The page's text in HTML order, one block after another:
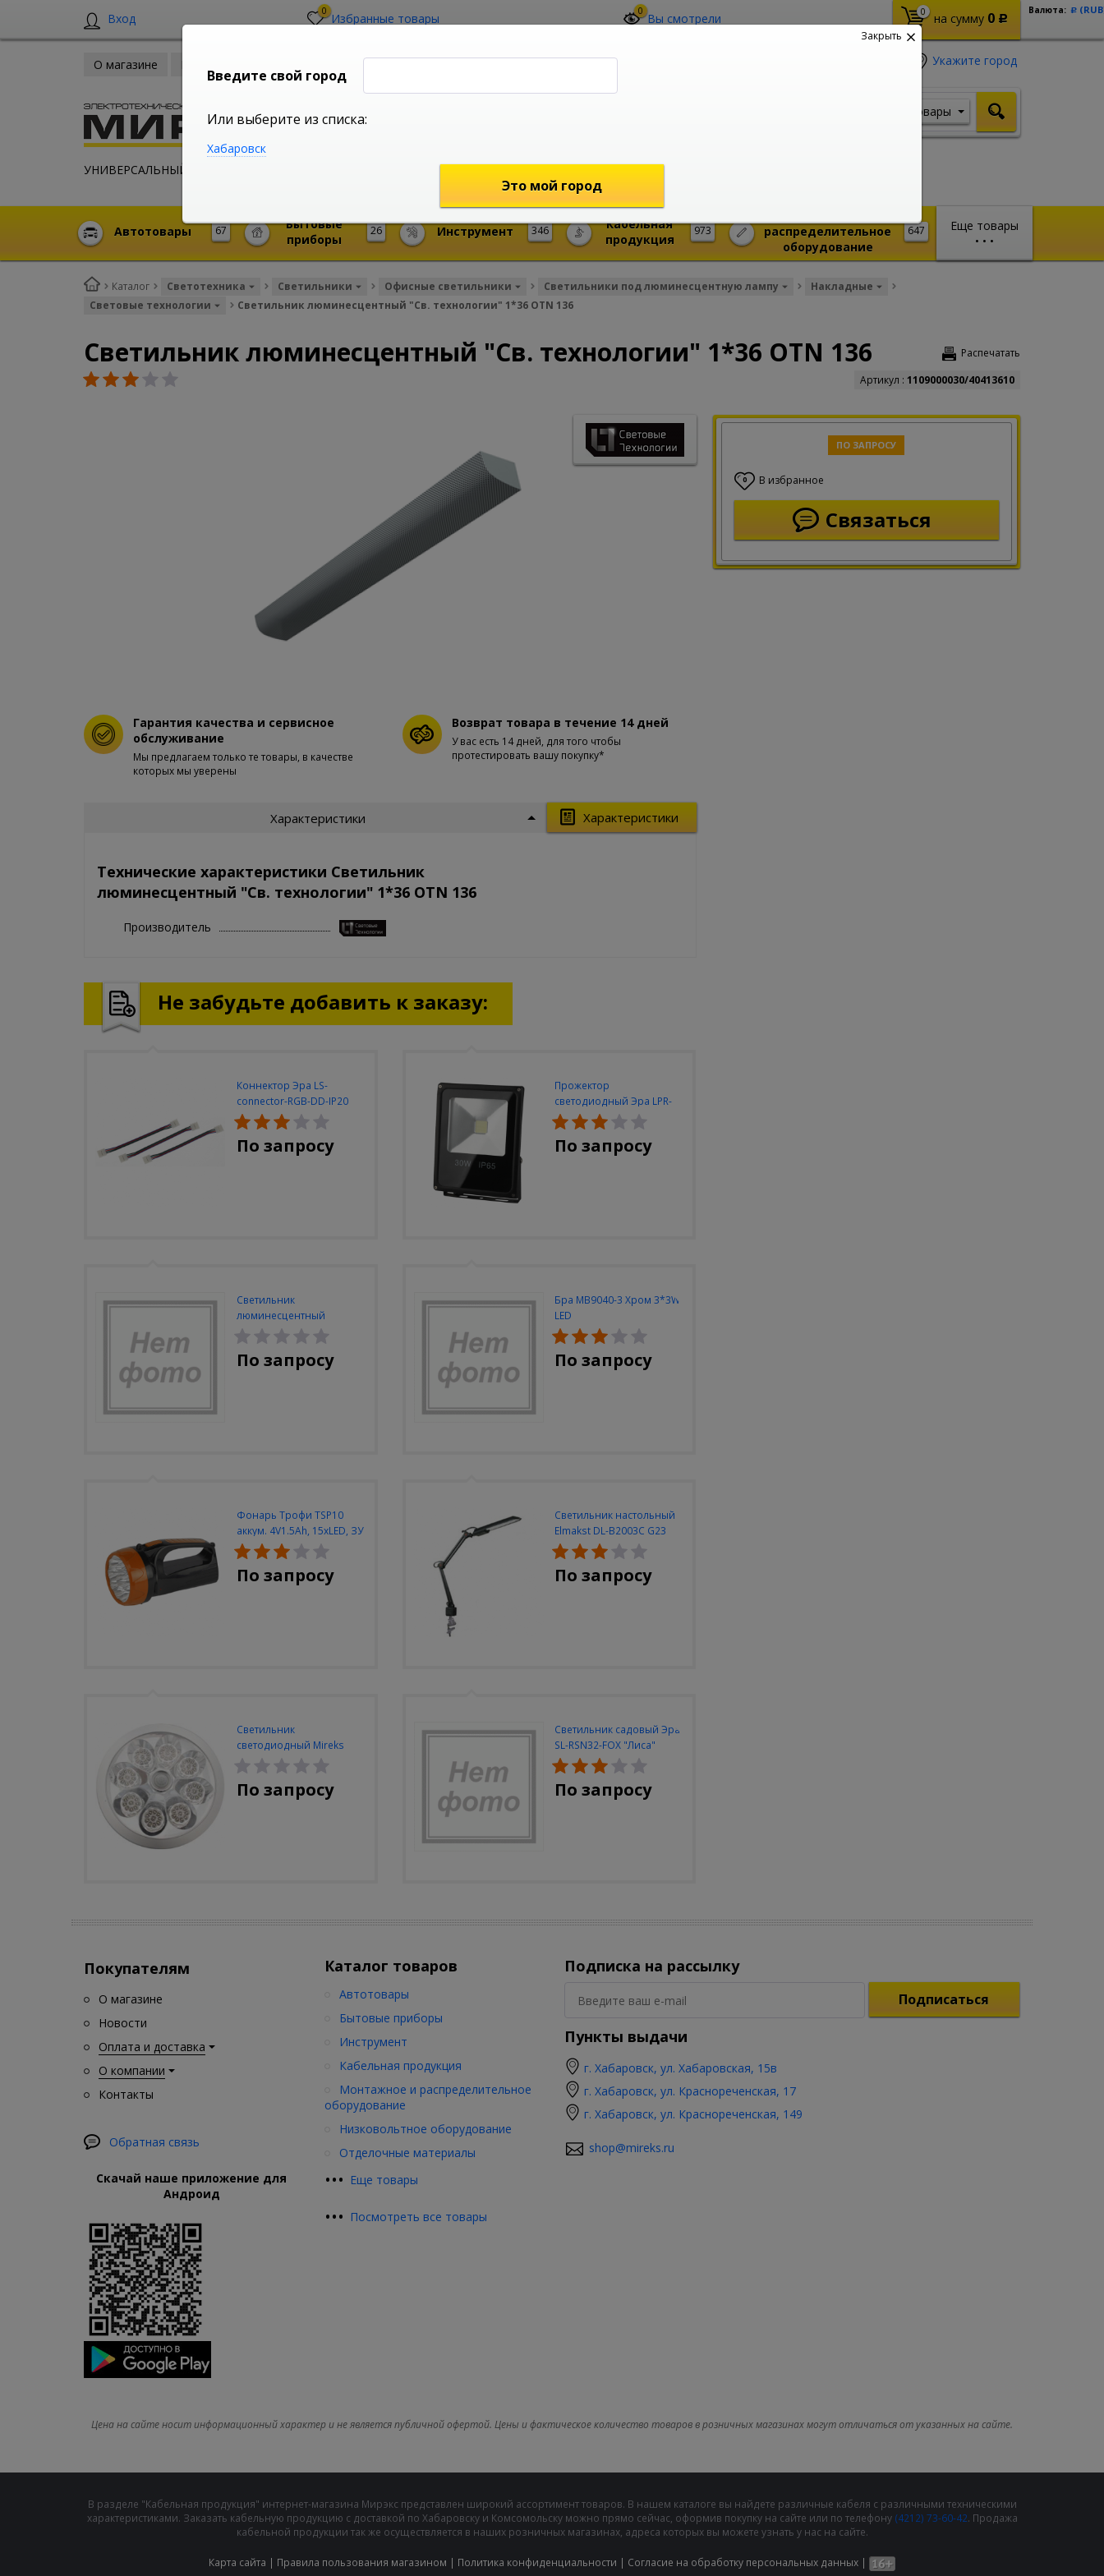
Вход 0 Избранные товары 0 Вы смотрели 0 на сумму 0 Р
Валюта: Р
О магазине
УНИВЕРСАЛЬНЫЙ ИНТЕРНЕТ МАГАЗИН
Укажите город
shop@mireks.ru
Товары
Еще товары
• • •
67
Автотовары 26
Бытовые
приборы
346
Инструмент 973
Кабельная
продукция
647
распределительное
оборудование
Каталог Светотехника Светильники Офисные светильники Светильники под люминесцентную лампу
Накладные
Световые технологии
Светильник люминесцентный "Св. технологии" 1*36 OTN 136
Распечатать
Светильник люминесцентный "Св. технологии" 1*36 OTN 136
Артикул : 1109000030/40413610
ПО ЗАПРОСУ
0 В избранное
Связаться
Гарантия качества и сервисное
обслуживание
Мы предлагаем только те товары, в качестве
которых мы уверены
Возврат товара в течение 14 дней
У вас есть 14 дней, для того чтобы
протестировать вашу покупку*
Характеристики
Характеристики
Технические характеристики Светильник
люминесцентный "Св. технологии" 1*36 OTN 136
Производитель
Не забудьте добавить к заказу:
Коннектор Эра LS-
connector-RGB-DD-IP20
(3шт/уп)
По запросу
Прожектор
светодиодный Эра LPR-
30W-6500K-M
По запросу
Светильник
люминесцентный
Navigator NEL-A2-E130-T4-
840/WH
По запросу
Бра MB9040-3 Хром 3*3W
LED
По запросу
Фонарь Трофи TSP10
аккум. 4V1.5Ah, 15xLED, ЗУ
вилка 220V
По запросу
Светильник настольный
Elmakst DL-B2003C G23
черный струбцина
По запросу
Светильник
светодиодный Mireks
С-310-80-S (5W/4000-
5000K/500lm/датчик
движения)
По запросу
Светильник садовый Эра
SL-RSN32-FOX "Лиса"
солн.бат, полистоун,
цветной, 32 см
По запросу
Покупателям
О магазине
Новости
Оплата и доставка
О компании
Контакты
Обратная связь
Скачай наше приложение для
Андроид
Каталог товаров
••• Еще товары
Автотовары
Бытовые приборы
Инструмент
Кабельная продукция
Монтажное и распределительное
оборудование
Низковольтное оборудование
Отделочные материалы
••• Посмотреть все товары
Подписка на рассылку
Подписаться
Пункты выдачи
г. Хабаровск, ул. Хабаровская, 15в
г. Хабаровск, ул. Краснореченская, 17
г. Хабаровск, ул. Краснореченская, 149
shop@mireks.ru
Цена на сайте носит информационный характер и не является публичной офертой. Цены и фактическое количество товаров в розничных магазинах могут отличаться от указанных на сайте.
В разделе "Кабельная продукция" интернет-магазина Мирэкс представлен широкий ассортимент товаров. В нашем каталоге вы найдете различные кабеля с различными техническими
характеристиками. Заказать кабельную продукцию с доставкой по Хабаровску и Комсомольску можно прямо сейчас, оформив покупку на сайте или по телефону (4212) 73-60-42. Продажа
кабельной продукции так же осуществляется в наших розничных магазинах, адреса которых вы можете узнать у нас на сайте.
Карта сайта | Правила пользования магазином | Политика конфиденциальности | Cогласие на обработку персональных данных |
Закрыть
Введите свой город
Или выберите из списка:
Хабаровск
Это мой город